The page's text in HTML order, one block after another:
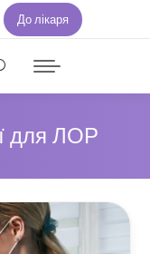
До лікаря
для ЛОР